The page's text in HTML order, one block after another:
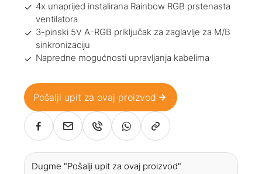
4x unaprijed instalirana Rainbow RGB prstenasta
ventilatora
3-pinski 5V A-RGB priključak za zaglavlje za M/B
sinkronizaciju
Napredne mogućnosti upravljanja kabelima
Pošalji upit za ovaj proizvod
Dugme "Pošalji upit za ovaj proizvod"